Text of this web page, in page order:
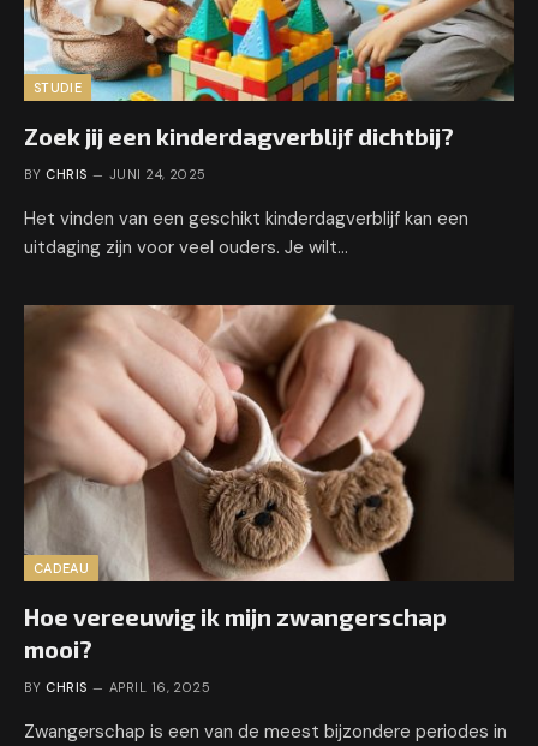
STUDIE
Zoek jij een kinderdagverblijf dichtbij?
BY CHRIS JUNI 24, 2025
Het vinden van een geschikt kinderdagverblijf kan een
uitdaging zijn voor veel ouders. Je wilt…
CADEAU
Hoe vereeuwig ik mijn zwangerschap
mooi?
BY CHRIS APRIL 16, 2025
Zwangerschap is een van de meest bijzondere periodes in